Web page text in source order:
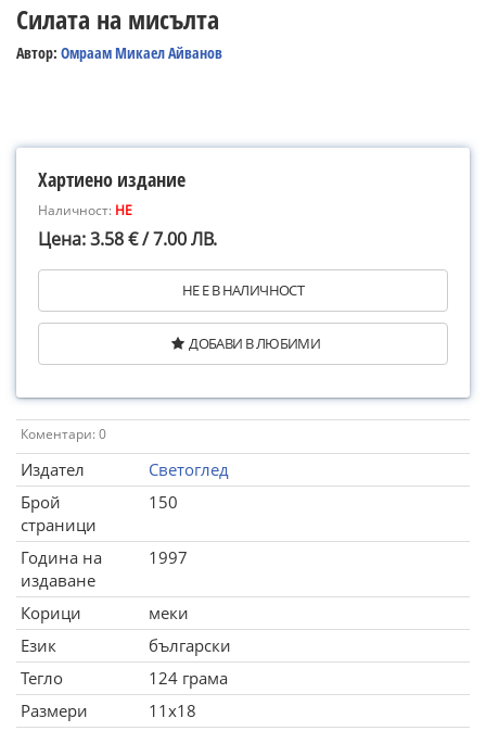
Силата на мисълта
Автор: Омраам Микаел Айванов
Хартиено издание
Наличност: НЕ
Цена: 3.58 € / 7.00 ЛВ.
НЕ Е В НАЛИЧНОСТ
ДОБАВИ В ЛЮБИМИ
Коментари: 0
Издател
Светоглед
Брой
страници
150
Година на
издаване
1997
Корици
меки
Език
български
Тегло
124 грама
Размери
11x18